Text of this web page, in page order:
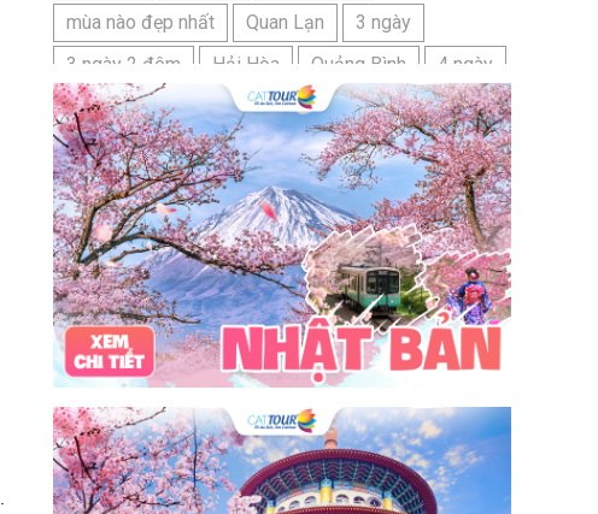
mùa nào đẹp nhất
Quan Lạn
3 ngày
3 ngày 2 đêm
Hải Hòa Quảng Bình
4 ngày
Bangkok
Bí quyết Hải Tiến
Ninh Bình
Nhật Bản
du lịch sầm sơn cần chuẩn bị gì
bãi tắm sấm sơn
đặc sản sầm sơn
đặc sản du lịch sầm sơn
tour du lịch 3 ngày 2 đêm
hải sản
Đảo Lan Châu
Cẩm nang du lịch Của Lò
chợ Cửa Lò
tour du lịch Cửa Lò
Hạ Long
Đảo Hòn Ngư
Đảo Song Ngư
ATM
mới nhất
cẩm nang du lịch sầm sơn